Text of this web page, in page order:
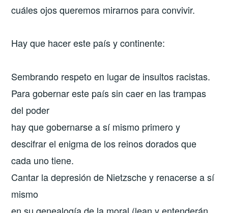
cuáles ojos queremos mirarnos para convivir.
Hay que hacer este país y continente:
Sembrando respeto en lugar de insultos racistas.
Para gobernar este país sin caer en las trampas
del poder
hay que gobernarse a sí mismo primero y
descifrar el enigma de los reinos dorados que
cada uno tiene.
Cantar la depresión de Nietzsche y renacerse a sí
mismo
en su genealogía de la moral (lean y entenderán